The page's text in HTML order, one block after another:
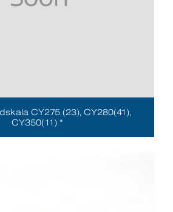
CY275 (23), CY280(41),
CY350(11) *